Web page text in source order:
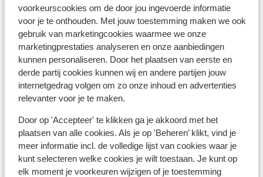
voorkeurscookies om de door jou ingevoerde informatie
voor je te onthouden. Met jouw toestemming maken we ook
gebruik van marketingcookies waarmee we onze
marketingprestaties analyseren en onze aanbiedingen
kunnen personaliseren. Door het plaatsen van eerste en
derde partij cookies kunnen wij en andere partijen jouw
internetgedrag volgen om zo onze inhoud en advertenties
relevanter voor je te maken.
Door op 'Accepteer' te klikken ga je akkoord met het
plaatsen van alle cookies. Als je op 'Beheren’ klikt, vind je
meer informatie incl. de volledige lijst van cookies waar je
kunt selecteren welke cookies je wilt toestaan. Je kunt op
elk moment je voorkeuren wijzigen of je toestemming
Treinstation: 17 km
Skipiste: 0 m
Winkels: 500 m
Skipas, -les en verhuur
Skipas
Skilessen
Skimateriaal